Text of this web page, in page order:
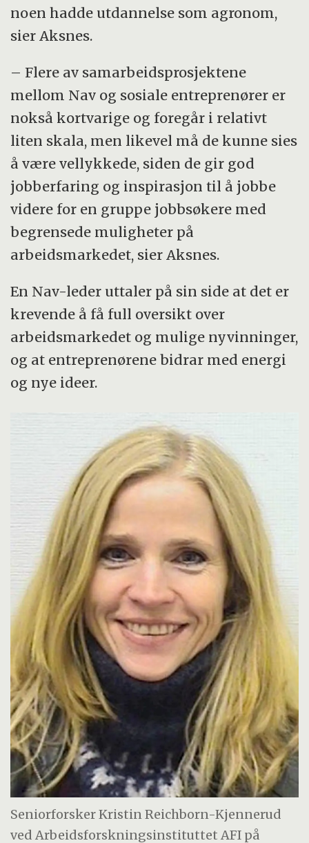
noen hadde utdannelse som agronom,
sier Aksnes.
– Flere av samarbeidsprosjektene
mellom Nav og sosiale entreprenører er
nokså kortvarige og foregår i relativt
liten skala, men likevel må de kunne sies
å være vellykkede, siden de gir god
jobberfaring og inspirasjon til å jobbe
videre for en gruppe jobbsøkere med
begrensede muligheter på
arbeidsmarkedet, sier Aksnes.
En Nav-leder uttaler på sin side at det er
krevende å få full oversikt over
arbeidsmarkedet og mulige nyvinninger,
og at entreprenørene bidrar med energi
og nye ideer.
Seniorforsker Kristin Reichborn-Kjennerud
ved Arbeidsforskningsinstituttet AFI på